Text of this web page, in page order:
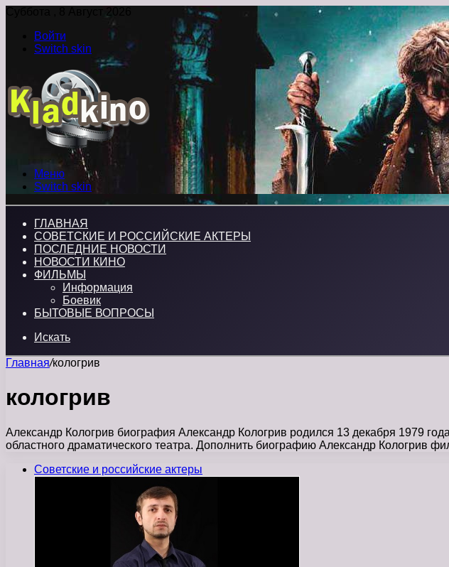
Суббота , 8 Август 2026
Войти
Switch skin
Меню
Switch skin
ГЛАВНАЯ
СОВЕТСКИЕ И РОССИЙСКИЕ АКТЕРЫ
ПОСЛЕДНИЕ НОВОСТИ
НОВОСТИ КИНО
ФИЛЬМЫ
Информация
Боевик
БЫТОВЫЕ ВОПРОСЫ
Искать
Главная/кологрив
кологрив
Александр Кологрив биография Александр Кологрив родился 13 декабря 1979
областного драматического театра. Дополнить биографию Александр Кологрив
Советские и российские актеры